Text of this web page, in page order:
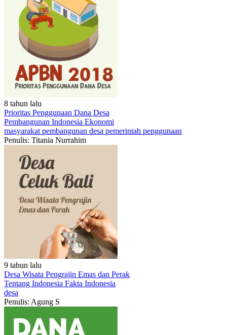
8 tahun lalu
Prioritas Penggunaan Dana Desa
Pembangunan Indonesia Ekonomi
masyarakat pembangunan desa pemerintah penggunaan
Penulis: Titania Nurrahim
9 tahun lalu
Desa Wisata Pengrajin Emas dan Perak
Tentang Indonesia Fakta Indonesia
desa
Penulis: Agung S